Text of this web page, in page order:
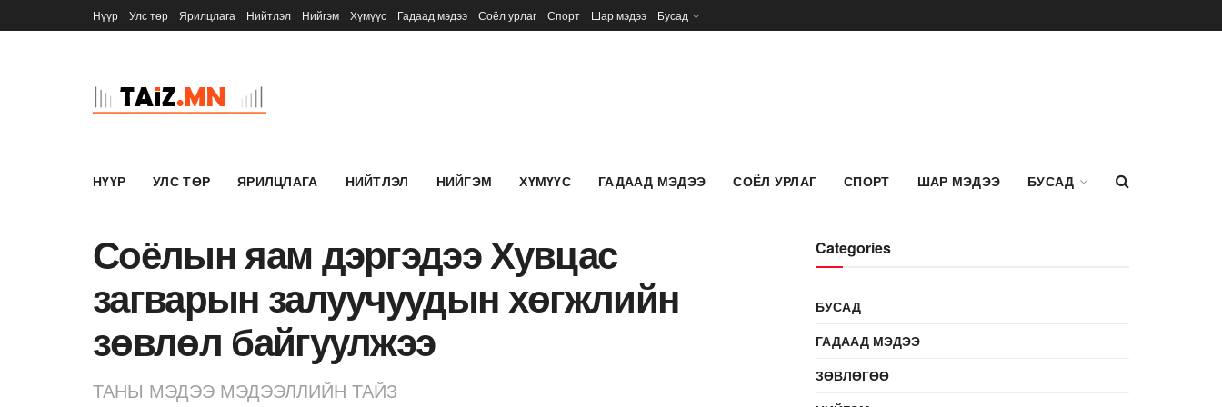
Нүүр Улс төр Ярилцлага Нийтлэл Нийгэм Хүмүүс Гадаад мэдээ Соёл урлаг Спорт Шар мэдээ Бусад
НҮҮР УЛС ТӨР ЯРИЛЦЛАГА НИЙТЛЭЛ НИЙГЭМ ХҮМҮҮС ГАДААД МЭДЭЭ СОЁЛ УРЛАГ СПОРТ ШАР МЭДЭЭ БУСАД
Соёлын яам дэргэдээ Хувцас
загварын залуучуудын хөгжлийн
зөвлөл байгуулжээ
ТАНЫ МЭДЭЭ МЭДЭЭЛЛИЙН ТАЙЗ
Categories
БУСАД
ГАДААД МЭДЭЭ
ЗӨВЛӨГӨӨ